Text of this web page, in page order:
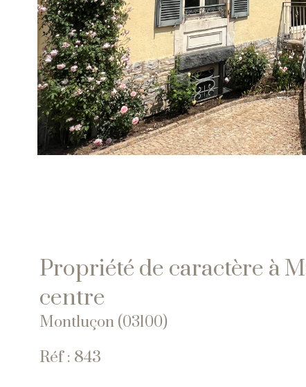
Propriété de caractère à
centre
Montluçon (03100)
Réf : 843